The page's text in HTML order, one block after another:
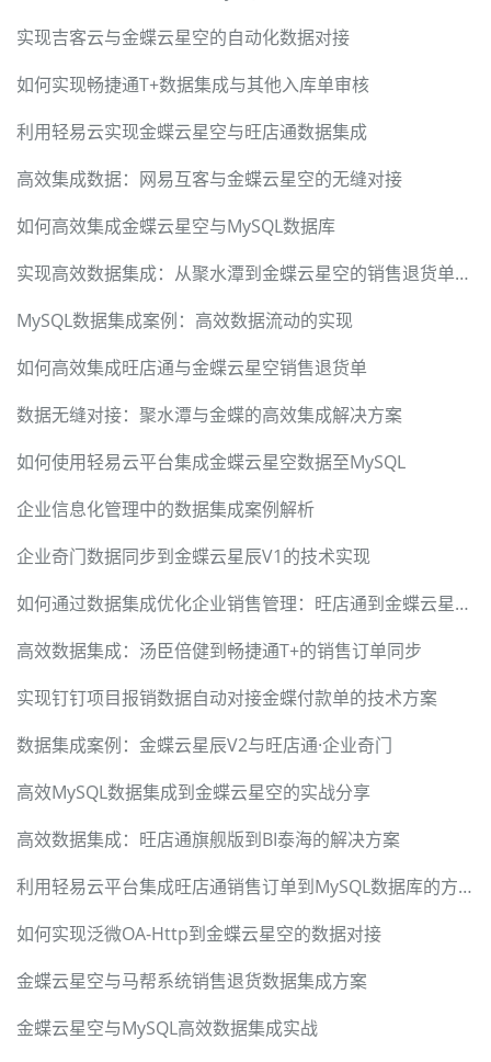
实现吉客云与金蝶云星空的自动化数据对接
如何实现畅捷通T+数据集成与其他入库单审核
利用轻易云实现金蝶云星空与旺店通数据集成
高效集成数据：网易互客与金蝶云星空的无缝对接
如何高效集成金蝶云星空与MySQL数据库
实现高效数据集成：从聚水潭到金蝶云星空的销售退货单处理
MySQL数据集成案例：高效数据流动的实现
如何高效集成旺店通与金蝶云星空销售退货单
数据无缝对接：聚水潭与金蝶的高效集成解决方案
如何使用轻易云平台集成金蝶云星空数据至MySQL
企业信息化管理中的数据集成案例解析
企业奇门数据同步到金蝶云星辰V1的技术实现
如何通过数据集成优化企业销售管理：旺店通到金蝶云星空案例
高效数据集成：汤臣倍健到畅捷通T+的销售订单同步
实现钉钉项目报销数据自动对接金蝶付款单的技术方案
数据集成案例：金蝶云星辰V2与旺店通·企业奇门
高效MySQL数据集成到金蝶云星空的实战分享
高效数据集成：旺店通旗舰版到BI泰海的解决方案
利用轻易云平台集成旺店通销售订单到MySQL数据库的方案
如何实现泛微OA-Http到金蝶云星空的数据对接
金蝶云星空与马帮系统销售退货数据集成方案
金蝶云星空与MySQL高效数据集成实战